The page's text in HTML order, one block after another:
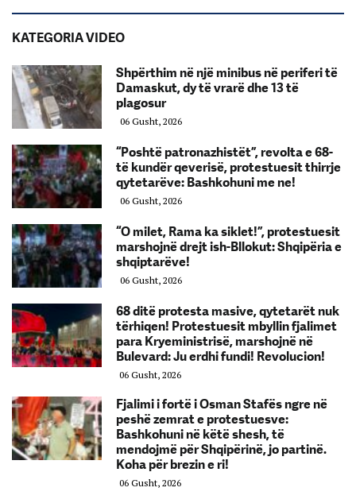
KATEGORIA VIDEO
Shpërthim në një minibus në periferi të
Damaskut, dy të vrarë dhe 13 të
plagosur
06 Gusht, 2026
“Poshtë patronazhistët”, revolta e 68-
të kundër qeverisë, protestuesit thirrje
qytetarëve: Bashkohuni me ne!
06 Gusht, 2026
“O milet, Rama ka siklet!”, protestuesit
marshojnë drejt ish-Bllokut: Shqipëria e
shqiptarëve!
06 Gusht, 2026
68 ditë protesta masive, qytetarët nuk
tërhiqen! Protestuesit mbyllin fjalimet
para Kryeministrisë, marshojnë në
Bulevard: Ju erdhi fundi! Revolucion!
06 Gusht, 2026
Fjalimi i fortë i Osman Stafës ngre në
peshë zemrat e protestuesve:
Bashkohuni në këtë shesh, të
mendojmë për Shqipërinë, jo partinë.
Koha për brezin e ri!
06 Gusht, 2026